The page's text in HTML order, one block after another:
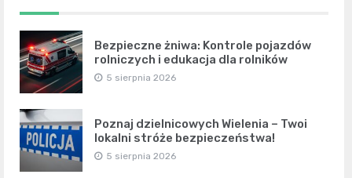
Bezpieczne żniwa: Kontrole pojazdów
rolniczych i edukacja dla rolników
5 sierpnia 2026
Poznaj dzielnicowych Wielenia – Twoi
lokalni stróże bezpieczeństwa!
5 sierpnia 2026